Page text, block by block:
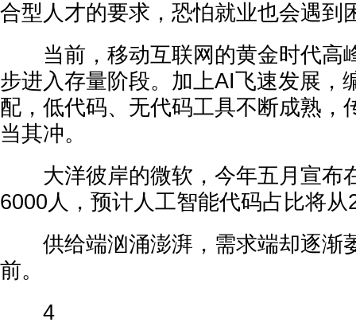
合型人才的要求，恐怕就业也会遇到
当前，移动互联网的黄金时代高
步进入存量阶段。加上AI飞速发展，
配，低代码、无代码工具不断成熟，
当其冲。
大洋彼岸的微软，今年五月宣布
6000人，预计人工智能代码占比将
供给端汹涌澎湃，需求端却逐渐
前。
4